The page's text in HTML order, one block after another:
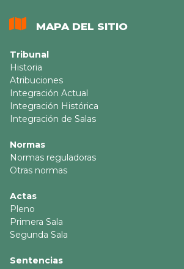
MAPA DEL SITIO
Tribunal
Historia
Atribuciones
Integración Actual
Integración Histórica
Integración de Salas
Normas
Normas reguladoras
Otras normas
Actas
Pleno
Primera Sala
Segunda Sala
Sentencias